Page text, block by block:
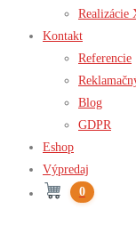
Realizácie
Kontakt
Referencie
Blog
GDPR
Eshop
Výpredaj
0